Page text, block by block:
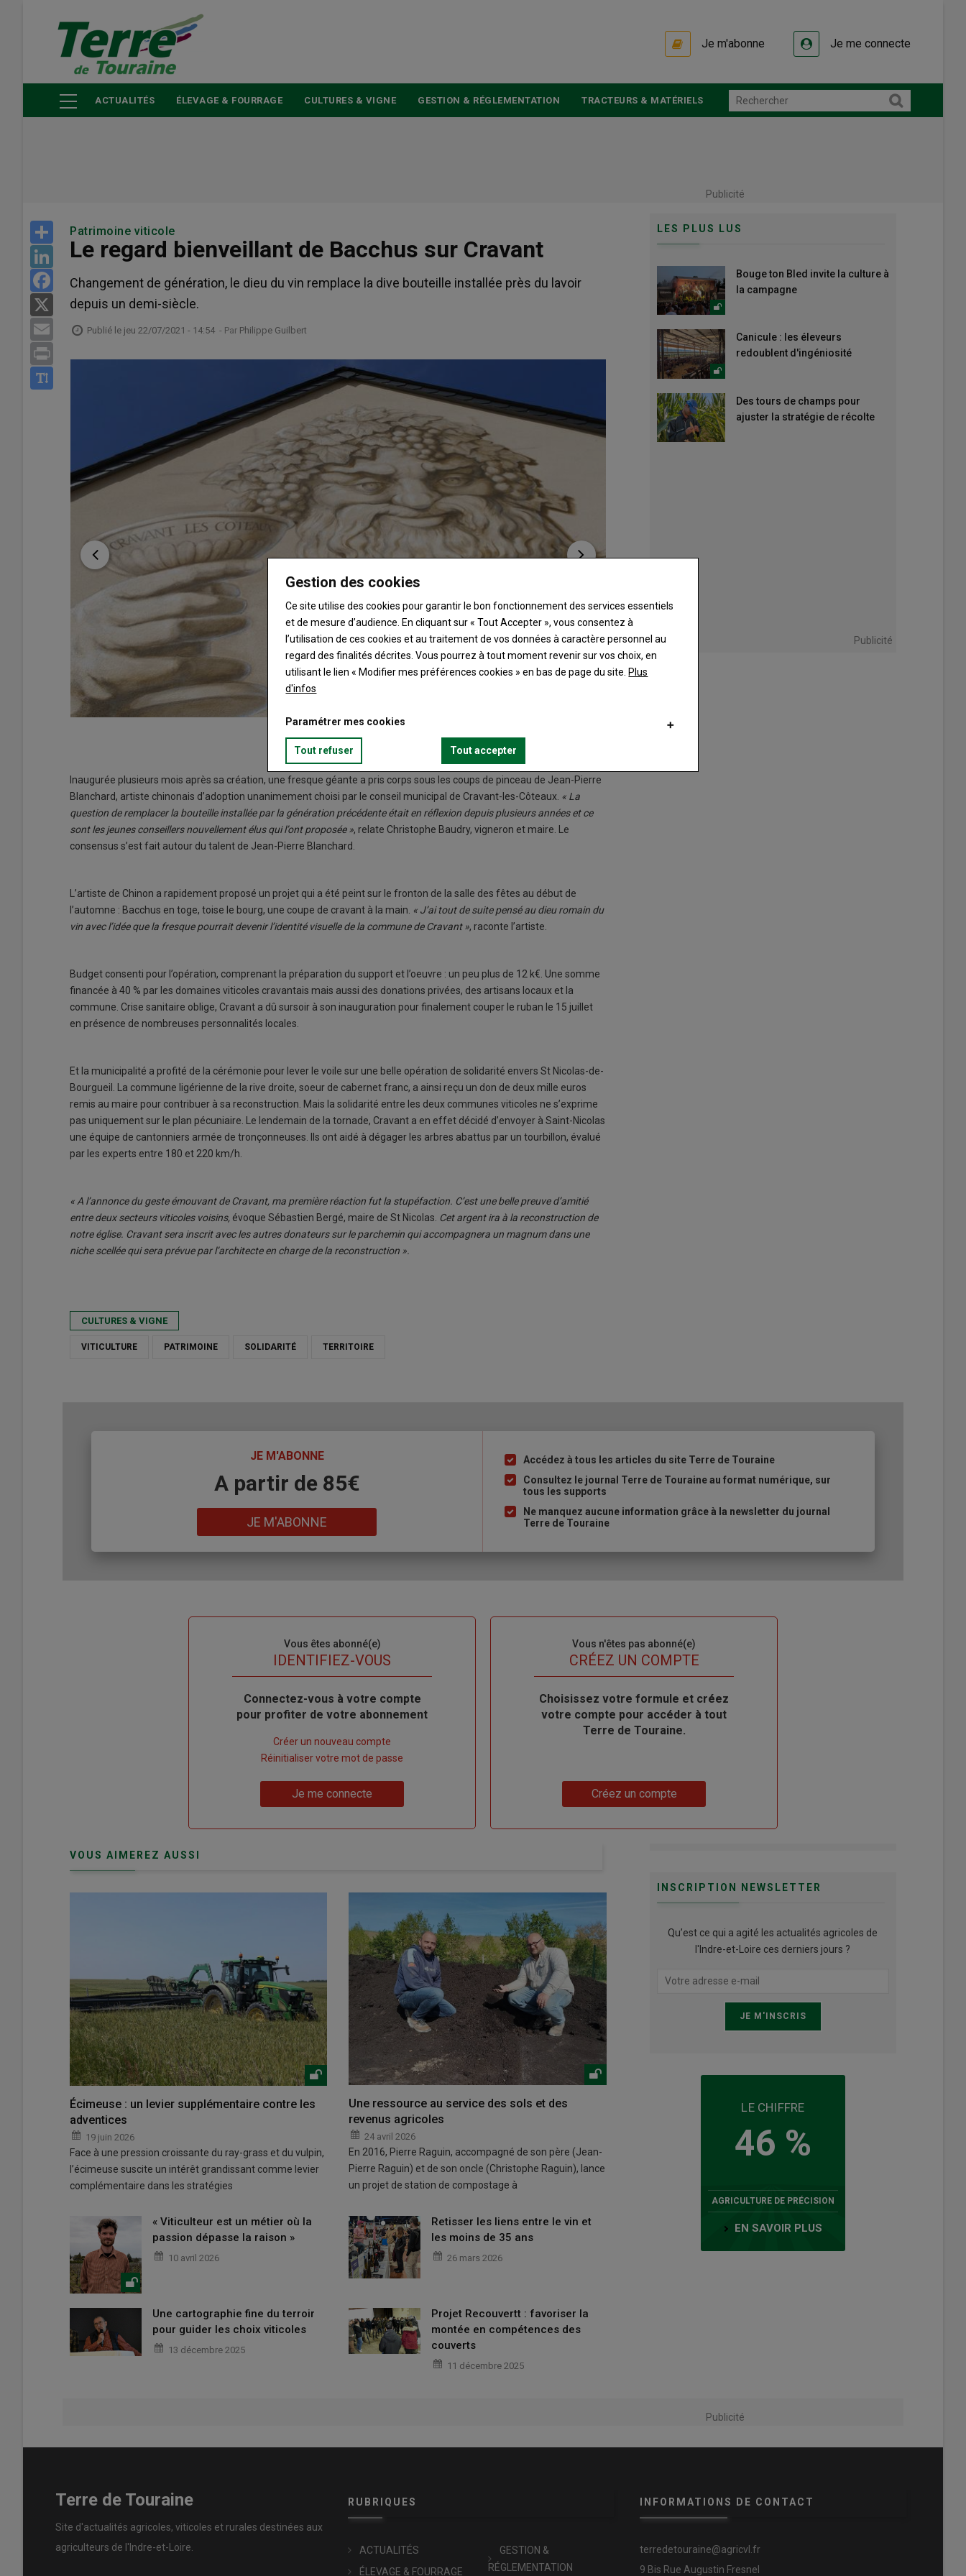
principal
Je m'abonne Je me connecte
ACTUALITÉS ÉLEVAGE & FOURRAGE CULTURES & VIGNE GESTION & RÉGLEMENTATION TRACTEURS & MATÉRIELS
Publicité
Share
LinkedIn
Facebook
Email
Patrimoine viticole
Le regard bienveillant de Bacchus sur Cravant
Changement de génération, le dieu du vin remplace la dive bouteille installée près du lavoir
depuis un demi-siècle.
Publié le jeu 22/07/2021 - 14:54 - Par Philippe Guilbert
De la part de la commune de Cravant-les-Coteaux, St Nicolas-de-Bourgueil a
Inaugurée plusieurs mois après sa création, une fresque géante a pris corps sous les coups de pinceau de Jean-Pierre
Blanchard, artiste chinonais d’adoption unanimement choisi par le conseil municipal de Cravant-les-Côteaux. « La
question de remplacer la bouteille installée par la génération précédente était en réflexion depuis plusieurs années et ce
sont les jeunes conseillers nouvellement élus qui l’ont proposée », relate Christophe Baudry, vigneron et maire. Le
consensus s’est fait autour du talent de Jean-Pierre Blanchard.
L’artiste de Chinon a rapidement proposé un projet qui a été peint sur le fronton de la salle des fêtes au début de
l’automne : Bacchus en toge, toise le bourg, une coupe de cravant à la main. « J’ai tout de suite pensé au dieu romain du
vin avec l’idée que la fresque pourrait devenir l’identité visuelle de la commune de Cravant », raconte l’artiste.
Budget consenti pour l’opération, comprenant la préparation du support et l’oeuvre : un peu plus de 12 k€. Une somme
financée à 40 % par les domaines viticoles cravantais mais aussi des donations privées, des artisans locaux et la
commune. Crise sanitaire oblige, Cravant a dû sursoir à son inauguration pour finalement couper le ruban le 15 juillet
en présence de nombreuses personnalités locales.
Et la municipalité a profité de la cérémonie pour lever le voile sur une belle opération de solidarité envers St Nicolas-de-
Bourgueil. La commune ligérienne de la rive droite, soeur de cabernet franc, a ainsi reçu un don de deux mille euros
remis au maire pour contribuer à sa reconstruction. Mais la solidarité entre les deux communes viticoles ne s’exprime
pas uniquement sur le plan pécuniaire. Le lendemain de la tornade, Cravant a en effet décidé d’envoyer à Saint-Nicolas
une équipe de cantonniers armée de tronçonneuses. Ils ont aidé à dégager les arbres abattus par un tourbillon, évalué
par les experts entre 180 et 220 km/h.
« A l’annonce du geste émouvant de Cravant, ma première réaction fut la stupéfaction. C’est une belle preuve d’amitié
entre deux secteurs viticoles voisins, évoque Sébastien Bergé, maire de St Nicolas. Cet argent ira à la reconstruction de
notre église. Cravant sera inscrit avec les autres donateurs sur le parchemin qui accompagnera un magnum dans une
niche scellée qui sera prévue par l’architecte en charge de la reconstruction ».
CULTURES & VIGNE
VITICULTURE PATRIMOINE SOLIDARITÉ TERRITOIRE
LES PLUS LUS
Bouge ton Bled invite la culture à
la campagne
Canicule : les éleveurs
redoublent d'ingéniosité
Des tours de champs pour
ajuster la stratégie de récolte
Publicité
JE M'ABONNE
A partir de 85€
JE M'ABONNE
Liste
à
puce
Accédez à tous les articles du site Terre de Touraine
Consultez le journal Terre de Touraine au format numérique, sur
tous les supports
Ne manquez aucune information grâce à la newsletter du journal
Terre de Touraine
Vous êtes abonné(e)
IDENTIFIEZ-VOUS
Body
Connectez-vous à votre compte
pour profiter de votre abonnement
compte"
Créer un nouveau compte
Réinitialiser votre mot de passe
Je me connecte
Vous n'êtes pas abonné(e)
TITRECRÉEZ UN COMPTE
Body
Choisissez votre formule et créez
votre compte pour accéder à tout
Terre de Touraine.
Créez un compte
VOUS AIMEREZ AUSSI
Écimeuse : un levier supplémentaire contre les
adventices
19 juin 2026
Face à une pression croissante du ray-grass et du vulpin,
l’écimeuse suscite un intérêt grandissant comme levier
complémentaire dans les stratégies
Une ressource au service des sols et des
revenus agricoles
24 avril 2026
En 2016, Pierre Raguin, accompagné de son père (Jean-
Pierre Raguin) et de son oncle (Christophe Raguin), lance
un projet de station de compostage à
« Viticulteur est un métier où la
passion dépasse la raison »
10 avril 2026
Retisser les liens entre le vin et
les moins de 35 ans
26 mars 2026
Une cartographie fine du terroir
pour guider les choix viticoles
13 décembre 2025
Projet Recouvertt : favoriser la
montée en compétences des
couverts
11 décembre 2025
INSCRIPTION NEWSLETTER
Qu’est ce qui a agité les actualités agricoles de
l'Indre-et-Loire ces derniers jours ?
LE CHIFFRE
46 %
AGRICULTURE DE PRÉCISION
EN SAVOIR PLUS
Publicité
Terre de Touraine
Site d'actualités agricoles, viticoles et rurales destinées aux
agriculteurs de l'Indre-et-Loire.
RUBRIQUES
ACTUALITÉS
ÉLEVAGE & FOURRAGE
GESTION &
RÉGLEMENTATION
INFORMATIONS DE CONTACT
terredetouraine@agricvl.fr
9 Bis Rue Augustin Fresnel
Gestion des cookies
Ce site utilise des cookies pour garantir le bon fonctionnement des services essentiels
et de mesure d’audience. En cliquant sur « Tout Accepter », vous consentez à
l’utilisation de ces cookies et au traitement de vos données à caractère personnel au
regard des finalités décrites. Vous pourrez à tout moment revenir sur vos choix, en
utilisant le lien « Modifier mes préférences cookies » en bas de page du site. Plus
d'infos
Paramétrer mes cookies
Tout refuser Tout accepter